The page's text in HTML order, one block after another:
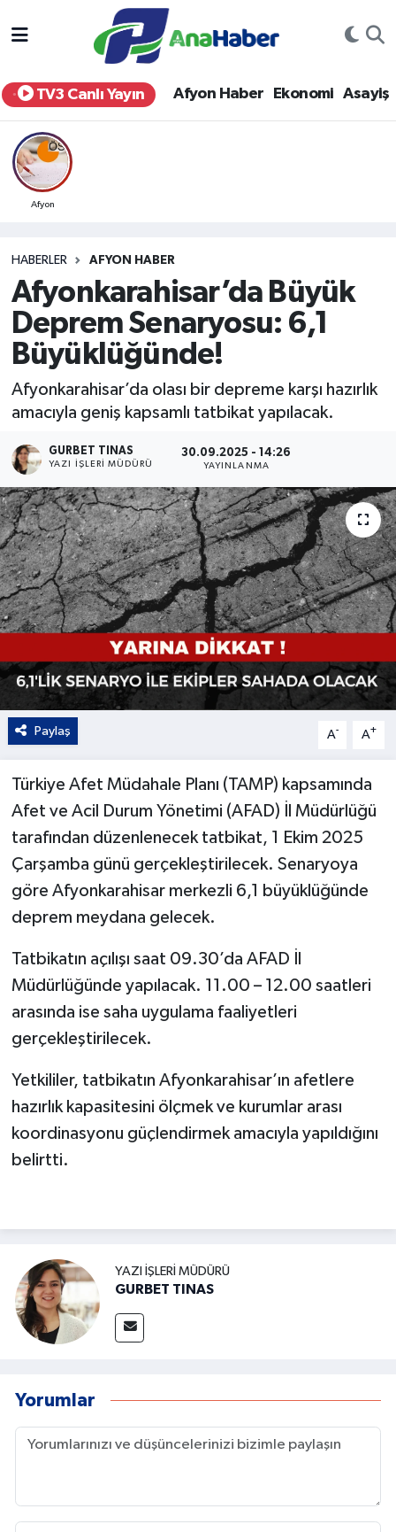
TV3 Canlı Yayın Afyon Haber Ekonomi Asayiş
Afyon
HABERLER AFYON HABER
Afyonkarahisar’da Büyük
Deprem Senaryosu: 6,1
Büyüklüğünde!
Afyonkarahisar’da olası bir depreme karşı hazırlık
amacıyla geniş kapsamlı tatbikat yapılacak.
GURBET TINAS
YAZI İŞLERI MÜDÜRÜ
30.09.2025 - 14:26
YAYINLANMA
Paylaş A- A+
Türkiye Afet Müdahale Planı (TAMP) kapsamında
Afet ve Acil Durum Yönetimi (AFAD) İl Müdürlüğü
tarafından düzenlenecek tatbikat, 1 Ekim 2025
Çarşamba günü gerçekleştirilecek. Senaryoya
göre Afyonkarahisar merkezli 6,1 büyüklüğünde
deprem meydana gelecek.
Tatbikatın açılışı saat 09.30’da AFAD İl
Müdürlüğünde yapılacak. 11.00 – 12.00 saatleri
arasında ise saha uygulama faaliyetleri
gerçekleştirilecek.
Yetkililer, tatbikatın Afyonkarahisar’ın afetlere
hazırlık kapasitesini ölçmek ve kurumlar arası
koordinasyonu güçlendirmek amacıyla yapıldığını
belirtti.
YAZI İŞLERI MÜDÜRÜ
GURBET TINAS
Yorumlar
Yurt Haber
Afyon Haber
Ekonomi
Siyaset
Eğitim
Sağlık
Teknoloji
Yaşam
Afyonkarahisar Nöbetçi Eczaneler
Afyonkarahisar Hava Durumu
Afyonkarahisar Namaz Vakitleri
Afyonkarahisar Trafik Yoğunluk Haritası
Tüm Manşetler
Son Dakika Haberleri
Haber Arşivi